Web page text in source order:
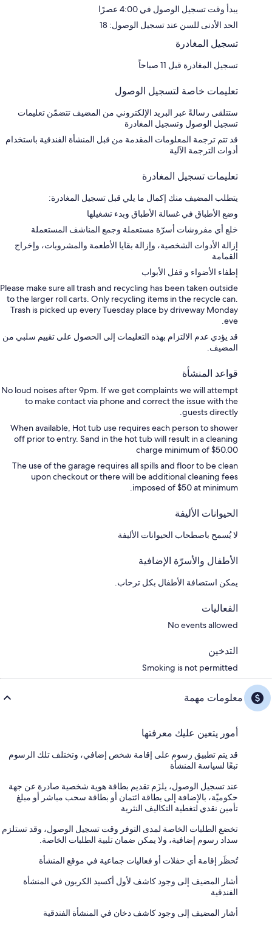
يبدأ وقت تسجيل الوصول في 4:00 عصرًا
الحد الأدنى للسن عند تسجيل الوصول: 18
تسجيل المغادرة
تسجيل المغادرة قبل 11 صباحاً
تعليمات خاصة لتسجيل الوصول
ستتلقى رسالةً عبر البريد الإلكتروني من المضيف تتضمّن تعليمات
تسجيل الوصول وتسجيل المغادرة
قد تتم ترجمة المعلومات المقدمة من قبل المنشأة الفندقية باستخدام
أدوات الترجمة الآلية
تعليمات تسجيل المغادرة
يتطلب المضيف منك إكمال ما يلي قبل تسجيل المغادرة:
وضع الأطباق في غسالة الأطباق وبدء تشغيلها
خلع أي مفروشات أسرّة مستعملة وجمع المناشف المستعملة
إزالة الأدوات الشخصية، وإزالة بقايا الأطعمة والمشروبات، وإخراج
القمامة
إطفاء الأضواء و قفل الأبواب
Please make sure all trash and recycling has been taken outside
to the larger roll carts. Only recycling items in the recycle can.
Trash is picked up every Tuesday place by driveway Monday
eve.
قد يؤدي عدم الالتزام بهذه التعليمات إلى الحصول على تقييم سلبي من
المضيف.
قواعد المنشأة
No loud noises after 9pm. If we get complaints we will attempt
to make contact via phone and correct the issue with the
guests directly.
When available, Hot tub use requires each person to shower
off prior to entry. Sand in the hot tub will result in a cleaning
charge minimum of $50.00
The use of the garage requires all spills and floor to be clean
upon checkout or there will be additional cleaning fees
imposed of $50 at minimum.
الحيوانات الأليفة
لا يُسمح باصطحاب الحيوانات الأليفة
الأطفال والأسرّة الإضافية
يمكن استضافة الأطفال بكل ترحاب.
الفعاليات
No events allowed
التدخين
Smoking is not permitted
معلومات مهمة
أمور يتعين عليك معرفتها
قد يتم تطبيق رسوم على إقامة شخص إضافي، وتختلف تلك الرسوم
تبعًا لسياسة المنشأة
عند تسجيل الوصول، يلزَم تقديم بطاقة هوية شخصية صادرة عن جهة
حكوميّة، بالإضافة إلى بطاقة ائتمان أو بطاقة سحب مباشر أو مبلغ
تأمين نقدي لتغطية التكاليف النثرية
تخضع الطلبات الخاصة لمدى التوفر وقت تسجيل الوصول، وقد تستلزم
سداد رسوم إضافية، ولا يمكن ضمان تلبية الطلبات الخاصة.
تُحظَر إقامة أي حفلات أو فعاليات جماعية في موقع المنشأة
أشار المضيف إلى وجود كاشف لأول أكسيد الكربون في المنشأة
الفندقية
أشار المضيف إلى وجود كاشف دخان في المنشأة الفندقية